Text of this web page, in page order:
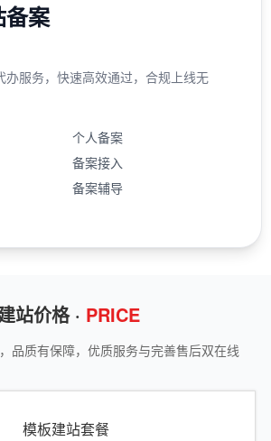
备案
办服务，快速高效通过，合规上线无
个人备案
备案接入
备案辅导
站价格 · PRICE
品质有保障，优质服务与完善售后双在线
模板建站套餐